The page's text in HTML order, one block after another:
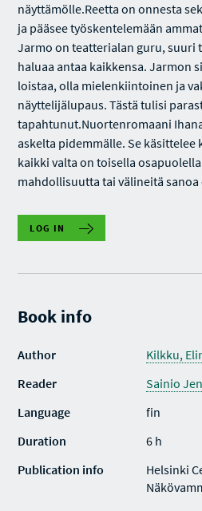
näyttämölle.Reetta on onnesta
ja pääsee työskentelemään
Jarmo on teatterialan guru, suuri
haluaa antaa kaikkensa. Jarmon
loistaa, olla mielenkiintoinen ja
näyttelijälupaus. Tästä tulisi
tapahtunut.Nuortenromaani
askelta pidemmälle. Se käsittelee
kaikki valta on toisella
mahdollisuutta tai välineitä sanoa
LOG IN
Book info
Author
Kilkku,
Reader
Sainio
Language
fin
Duration
6 h
Publication info
Helsinki